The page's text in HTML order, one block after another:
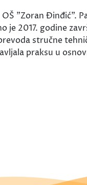
"Zoran Đinđić".
2017. godine
stručne
praksu u